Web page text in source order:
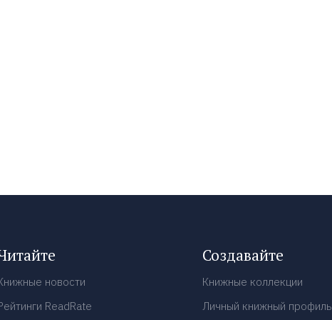
новости
ReadRate
Создавайте
Книжные коллекции
Личный книжный профиль